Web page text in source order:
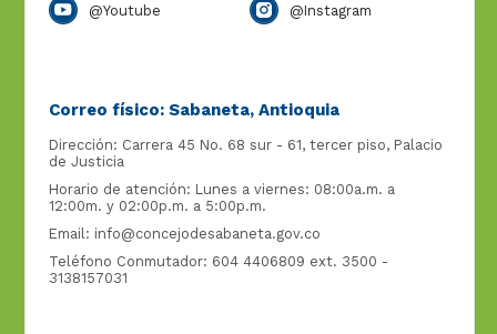
@Youtube @Instagram
Correo físico: Sabaneta, Antioquia
Dirección: Carrera 45 No. 68 sur - 61, tercer piso, Palacio
de Justicia
Horario de atención: Lunes a viernes: 08:00a.m. a
12:00m. y 02:00p.m. a 5:00p.m.
Email: info@concejodesabaneta.gov.co
Teléfono Conmutador: 604 4406809 ext. 3500 -
3138157031